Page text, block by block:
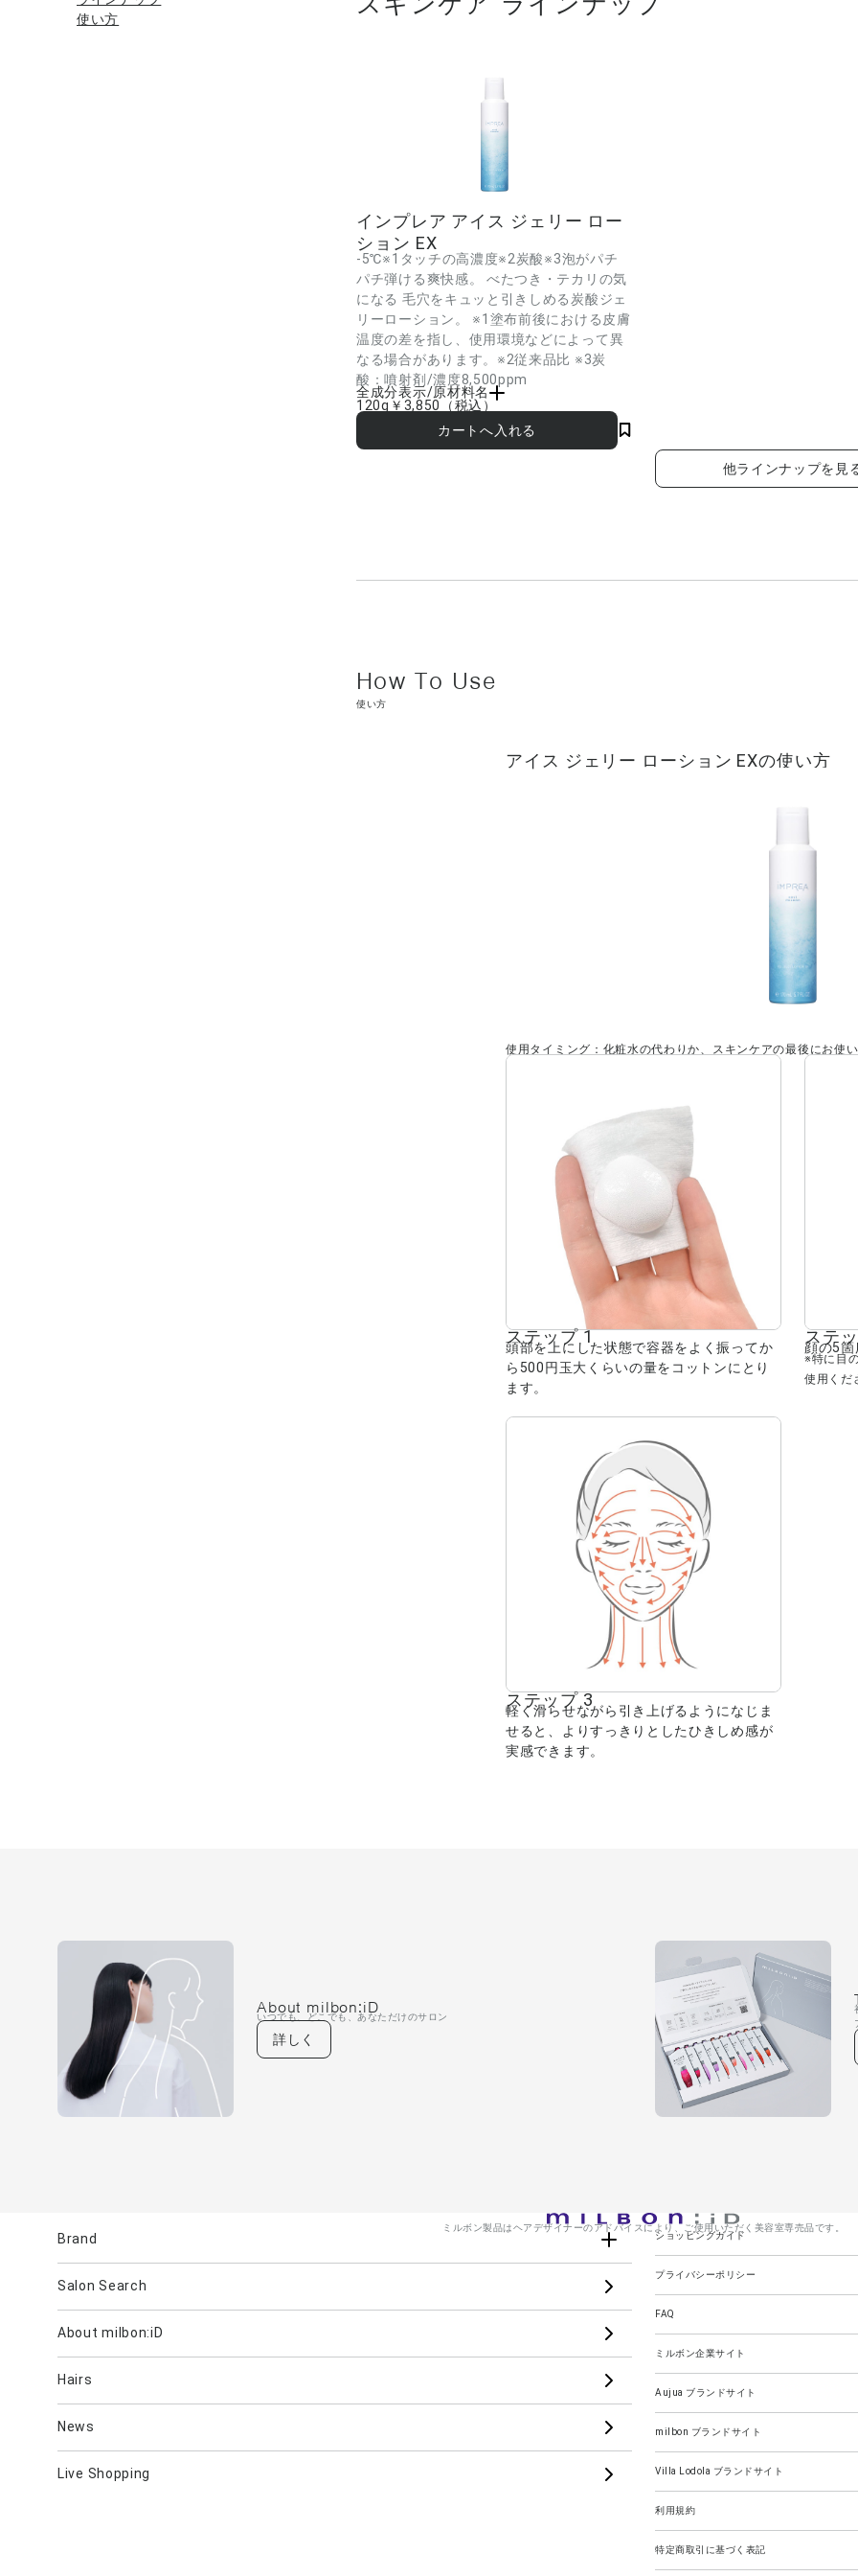
使い方
インプレア アイス ジェリー ロー
ション EX
-5℃※1タッチの高濃度※2炭酸※3泡がパチ
パチ弾ける爽快感。 べたつき・テカリの気
になる 毛穴をキュッと引きしめる炭酸ジェ
リーローション。 ※1塗布前後における皮膚
温度の差を指し、使用環境などによって異
なる場合があります。※2従来品比 ※3炭
酸：噴射剤/濃度8,500ppm
全成分表示/原材料名
LPG・水・エタノール・グリセリン・ミリスチン酸イソプロ
ピル・二酸化炭素・セイヨウハッカ葉エキス・ノイバラ果実
エキス・ハマメリス葉エキス・リンゴ果実エキス・BG・
120g ￥3,850 （税込）
他ラインナップを見
使い方
アイス ジェリー ローション EXの使い方
使用タイミング：化粧水の代わりか、スキンケアの最後にお使
ステップ 1
頭部を上にした状態で容器をよく振ってか
ら500円玉大くらいの量をコットンにとり
ます。
ステ
顔の5
※特に目
使用くだ
ステップ 3
軽く滑らせながら引き上げるようになじま
せると、よりすっきりとしたひきしめ感が
実感できます。
About milbon:iD
いつでも、どこでも、あなただけのサロン
詳しく
ミルボン製品はヘアデザイナーのアドバイスにより、ご使用いただく美容室専売品です。
Brand
Aujua milbon
Mizulisse
カテゴリーから
Salon Search
About milbon:iD
Hairs
News
Live Shopping
ショッピングガイド
プライバシーポリシー
FAQ
ミルボン企業サイト
Aujua ブランドサイト
milbon ブランドサイト
Villa Lodola ブランドサイト
利用規約
特定商取引に基づく表記